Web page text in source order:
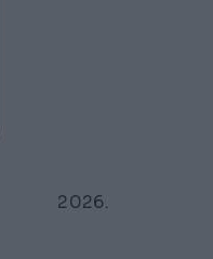
2026.